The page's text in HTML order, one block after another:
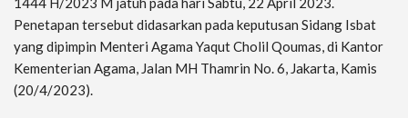
Penetapan tersebut didasarkan pada keputusan Sidang Isbat
yang dipimpin Menteri Agama Yaqut Cholil Qoumas, di Kantor
Kementerian Agama, Jalan MH Thamrin No. 6, Jakarta, Kamis
(20/4/2023).